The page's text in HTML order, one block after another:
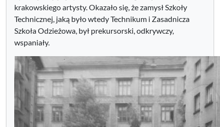
krakowskiego artysty. Okazało się, że zamysł Szkoły
Technicznej, jaką było wtedy Technikum i Zasadnicza
Szkoła Odzieżowa, był prekursorski, odkrywczy,
wspaniały.